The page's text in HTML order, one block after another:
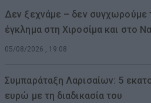
Δεν ξεχνάμε – δεν συγχωρούμε
έγκλημα στη Χιροσίμα και στο
05/08/2026 , 19:08
Συμπαράταξη Λαρισαίων: 5
ευρώ με τη διαδικασία του